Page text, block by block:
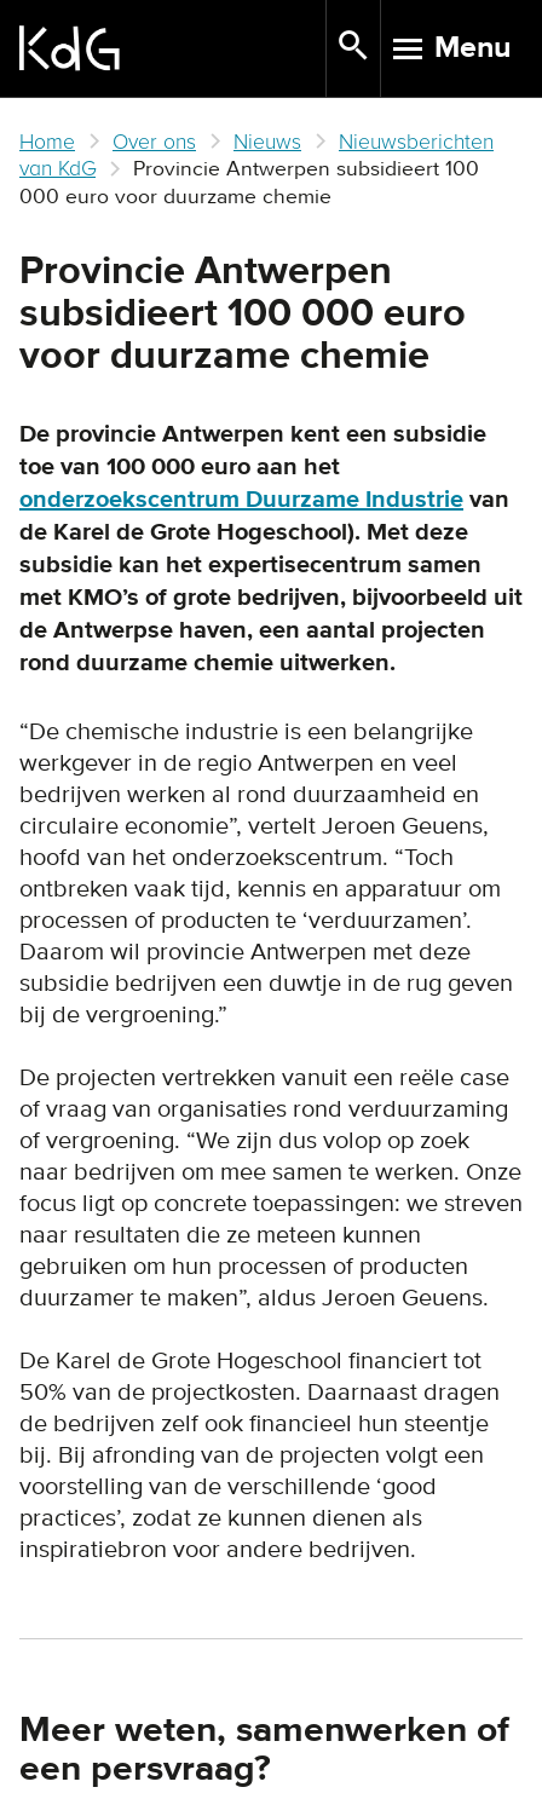
main
TOGGLE
Menu
Home Over ons Nieuws
Nieuwsberichten
van KdG
Provincie Antwerpen subsidieert 100
000 euro voor duurzame chemie
Provincie Antwerpen
subsidieert 100 000 euro
voor duurzame chemie
De provincie Antwerpen kent een subsidie
toe van 100 000 euro aan het
onderzoekscentrum Duurzame Industrie van
de Karel de Grote Hogeschool). Met deze
subsidie kan het expertisecentrum samen
met KMO’s of grote bedrijven, bijvoorbeeld uit
de Antwerpse haven, een aantal projecten
rond duurzame chemie uitwerken.
“De chemische industrie is een belangrijke
werkgever in de regio Antwerpen en veel
bedrijven werken al rond duurzaamheid en
circulaire economie”, vertelt Jeroen Geuens,
hoofd van het onderzoekscentrum. “Toch
ontbreken vaak tijd, kennis en apparatuur om
processen of producten te ‘verduurzamen’.
Daarom wil provincie Antwerpen met deze
subsidie bedrijven een duwtje in de rug geven
bij de vergroening.”
De projecten vertrekken vanuit een reële case
of vraag van organisaties rond verduurzaming
of vergroening. “We zijn dus volop op zoek
naar bedrijven om mee samen te werken. Onze
focus ligt op concrete toepassingen: we streven
naar resultaten die ze meteen kunnen
gebruiken om hun processen of producten
duurzamer te maken”, aldus Jeroen Geuens.
De Karel de Grote Hogeschool financiert tot
50% van de projectkosten. Daarnaast dragen
de bedrijven zelf ook financieel hun steentje
bij. Bij afronding van de projecten volgt een
voorstelling van de verschillende ‘good
practices’, zodat ze kunnen dienen als
inspiratiebron voor andere bedrijven.
Meer weten, samenwerken of
een persvraag?